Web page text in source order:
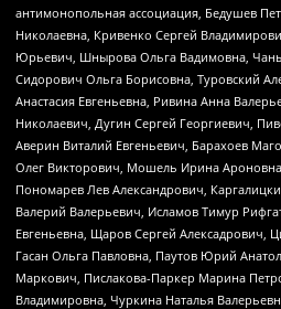
антимонопольная ассоциация, Бедушев
Николаевна, Кривенко Сергей
Юрьевич, Шнырова Ольга Вадимовна,
Сидорович Ольга Борисовна, Туровский
Анастасия Евгеньевна, Ривина Анна
Николаевич, Дугин Сергей Георгиевич,
Аверин Виталий Евгеньевич, Барахоев
Олег Викторович, Мошель Ирина
Пономарев Лев Александрович,
Валерий Валерьевич, Исламов Тимур
Евгеньевна, Щаров Сергей Алексадрович,
Гасан Ольга Павловна, Паутов Юрий
Маркович, Пислакова-Паркер Марина
Владимировна, Чуркина Наталья